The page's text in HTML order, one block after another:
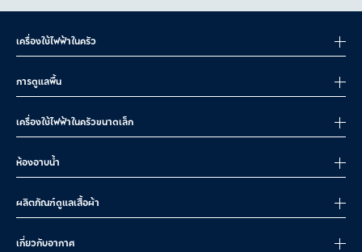
เครื่องใช้ไฟฟ้าในครัว
การดูแลพื้น
เครื่องใช้ไฟฟ้าในครัวขนาดเล็ก
ห้องอาบน้ำ
ผลิตภัณฑ์ดูแลเสื้อผ้า
เกี่ยวกับอากาศ